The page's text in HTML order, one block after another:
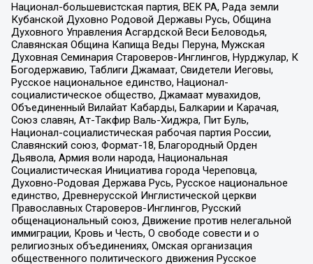
Национал-большевистская партия, ВЕК РА, Рада земли
Кубанской Духовно Родовой Державы Русь, Община
Духовного Управления Асгардской Веси Беловодья,
Славянская Община Капища Веды Перуна, Мужская
Духовная Семинария Староверов-Инглингов, Нурджулар, К
Богодержавию, Таблиги Джамаат, Свидетели Иеговы,
Русское национальное единство, Национал-
социалистическое общество, Джамаат мувахидов,
Объединенный Вилайат Кабарды, Балкарии и Карачая,
Союз славян, Ат-Такфир Валь-Хиджра, Пит Буль,
Национал-социалистическая рабочая партия России,
Славянский союз, Формат-18, Благородный Орден
Дьявола, Армия воли народа, Национальная
Социалистическая Инициатива города Череповца,
Духовно-Родовая Держава Русь, Русское национальное
единство, Древнерусской Инглистической церкви
Православных Староверов-Инглингов, Русский
общенациональный союз, Движение против нелегальной
иммиграции, Кровь и Честь, О свободе совести и о
религиозных объединениях, Омская организация
общественного политического движения Русское